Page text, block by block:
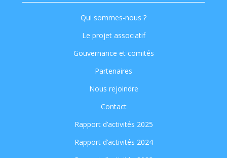
Qui sommes-nous ?
Le projet associatif
Gouvernance et comités
Partenaires
Nous rejoindre
Contact
Rapport d’activités 2025
Rapport d’activités 2024